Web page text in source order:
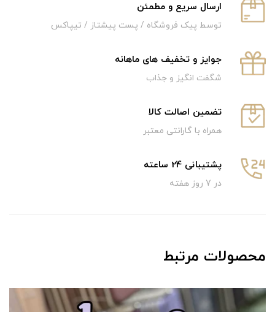
ارسال سریع و‌ مطمئن
توسط پیک فروشگاه / پست پیشتاز / تیپاکس
جوایز و تخفیف های ماهانه
شگفت انگیز و جذاب
تضمین اصالت کالا
همراه با گارانتی معتبر
پشتیبانی 24 ساعته
در 7 روز هفته
محصولات مرتبط